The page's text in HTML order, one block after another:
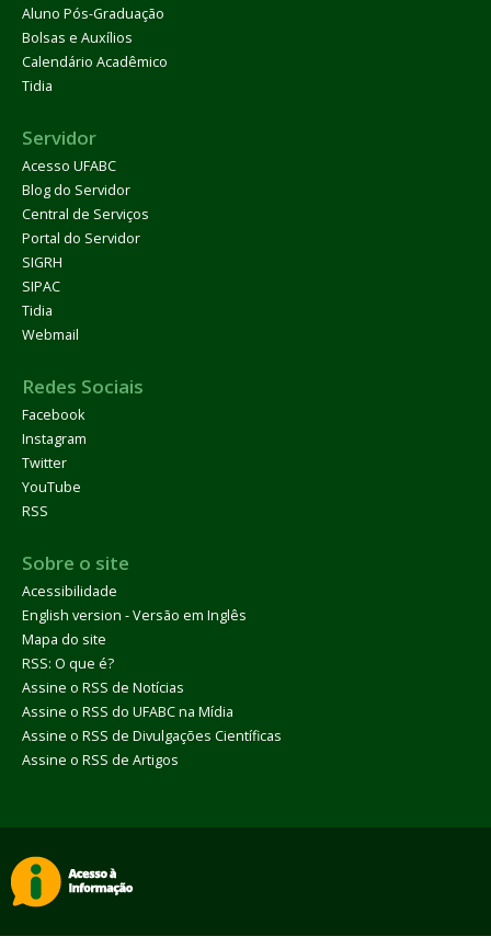
Aluno Pós-Graduação
Bolsas e Auxílios
Calendário Acadêmico
Tidia
Servidor
Acesso UFABC
Blog do Servidor
Central de Serviços
Portal do Servidor
SIGRH
SIPAC
Tidia
Webmail
Redes Sociais
Facebook
Instagram
Twitter
YouTube
RSS
Sobre o site
Acessibilidade
English version - Versão em Inglês
Mapa do site
RSS: O que é?
Assine o RSS de Notícias
Assine o RSS do UFABC na Mídia
Assine o RSS de Divulgações Científicas
Assine o RSS de Artigos